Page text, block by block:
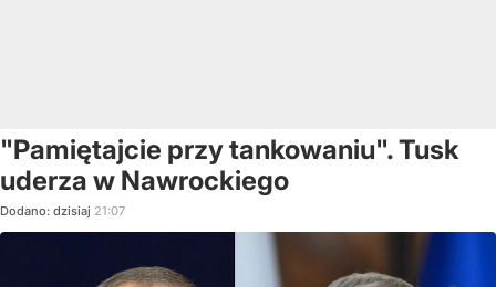
"Pamiętajcie przy tankowaniu". Tusk
uderza w Nawrockiego
Dodano: dzisiaj 21:07